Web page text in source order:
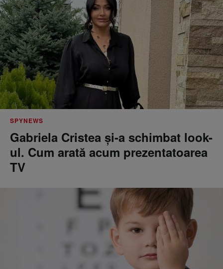
SPYNEWS
Gabriela Cristea și-a schimbat look-
ul. Cum arată acum prezentatoarea
TV